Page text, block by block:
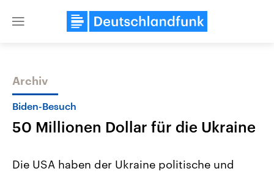
Close
Themen
Archiv
Biden-Besuch
50 Millionen Dollar für die Ukraine
Die USA haben der Ukraine politische und